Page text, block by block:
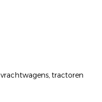
vrachtwagens tractoren